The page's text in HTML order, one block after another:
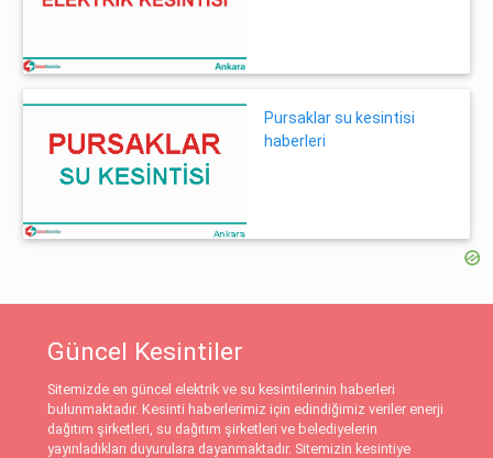
Pursaklar su kesintisi
haberleri
Güncel Kesintiler
Sitemizde en güncel elektrik ve su kesintilerinin haberleri
bulunmaktadır. Kesinti haberlerimiz için edindiğimiz veriler enerji
dağıtım şirketleri, su dağıtım şirketleri ve belediyelerin
yayınladıkları duyurulara dayanmaktadır. Sitemizin kesintiye